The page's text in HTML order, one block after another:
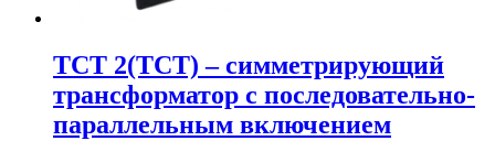
ТСТ 2(ТСТ) – симметрирующий
трансформатор с последовательно-
параллельным включением